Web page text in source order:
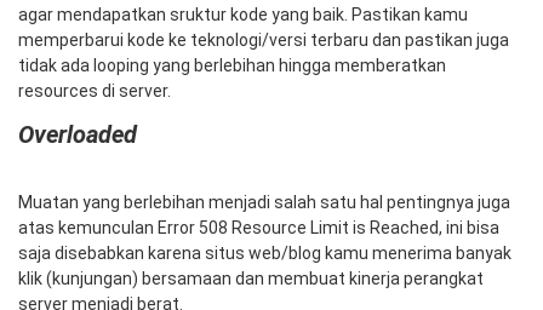
agar mendapatkan sruktur kode yang baik. Pastikan kamu
memperbarui kode ke teknologi/versi terbaru dan pastikan juga
tidak ada looping yang berlebihan hingga memberatkan
resources di server.
Overloaded
Muatan yang berlebihan menjadi salah satu hal pentingnya juga
atas kemunculan Error 508 Resource Limit is Reached, ini bisa
saja disebabkan karena situs web/blog kamu menerima banyak
klik (kunjungan) bersamaan dan membuat kinerja perangkat
server menjadi berat.